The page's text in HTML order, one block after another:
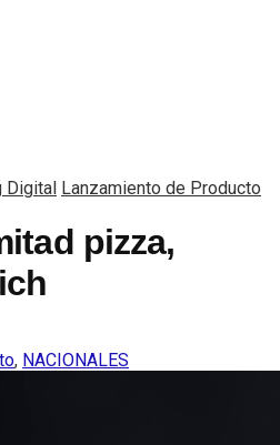
Digital Lanzamiento de Producto
pizza,
, NACIONALES